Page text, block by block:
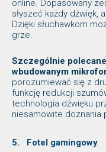
online. Dopasowany
słyszeć każdy dźwięk,
Dzięki słuchawkom
grze.
Szczególnie
wbudowanym
porozumiewać się z
funkcję redukcji
technologia dźwięku
niesamowite doznania
5. Fotel gamingowy